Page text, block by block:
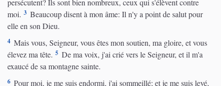
persécutent? Ils sont bien nombreux, ceux qui s'élèvent contre
moi. 3 Beaucoup disent à mon âme: Il n'y a point de salut pour
elle en son Dieu.
4 Mais vous, Seigneur, vous êtes mon soutien, ma gloire, et vous
élevez ma tête. 5 De ma voix, j'ai crié vers le Seigneur, et il m'a
exaucé de sa montagne sainte.
6 Pour moi, je me suis endormi, j'ai sommeillé; et je me suis levé,